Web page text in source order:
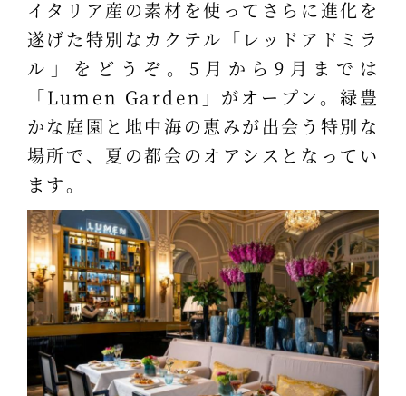
イタリア産の素材を使ってさらに進化を
遂げた特別なカクテル「レッドアドミラ
ル」をどうぞ。5月から9月までは
「Lumen Garden」がオープン。緑豊
かな庭園と地中海の恵みが出会う特別な
場所で、夏の都会のオアシスとなってい
ます。